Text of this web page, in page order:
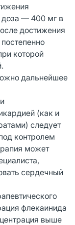
— 400 мг в
достижения
которой
дальнейшее
(как и
следует
контролем
может
сердечный
флекаинида
выше